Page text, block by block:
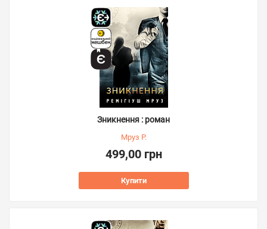
Зникнення : роман
Мруз Р.
499,00 грн
Купити